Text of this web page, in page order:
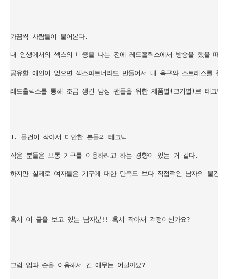
가끔씩 사람들이 물어본다.
내 인생에서의 섹스의 비중을 나는 전에 레드홀릭스에서 방송을 했을 때
공유할 애인이 없으면 섹스파트너라도 만들어서 내 욕구와 스트레스를
레드홀릭스를 통해 조금 생긴 남성 팬들을 위한 제품별(크기별)로 테크닉
1. 물건이 작아서 미안한 분들의 테크닉
작은 분들은 보통 기구를 이용하려고 하는 경향이 있는 거 같다.
하지만 실제로 여자들은 기구에 대한 만족도 보다 직접적인 남자의 물건
혹시 이 글을 보고 있는 남자분!! 혹시 작아서 걱정이신가요?
그럼 입과 손을 이용해서 긴 애무는 어떨까요?